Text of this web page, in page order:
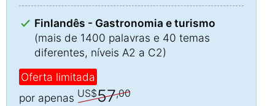
Finlandês - Gastronomia e turismo
(mais de 1400 palavras e 40 temas
diferentes, níveis A2 a C2)
Oferta limitada
por apenas US$57,00